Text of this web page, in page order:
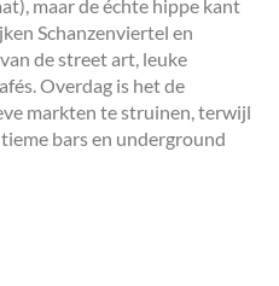
maar de échte hippe kant
Schanzenviertel en
de street art, leuke
Overdag is het de
markten te struinen, terwijl
bars en underground